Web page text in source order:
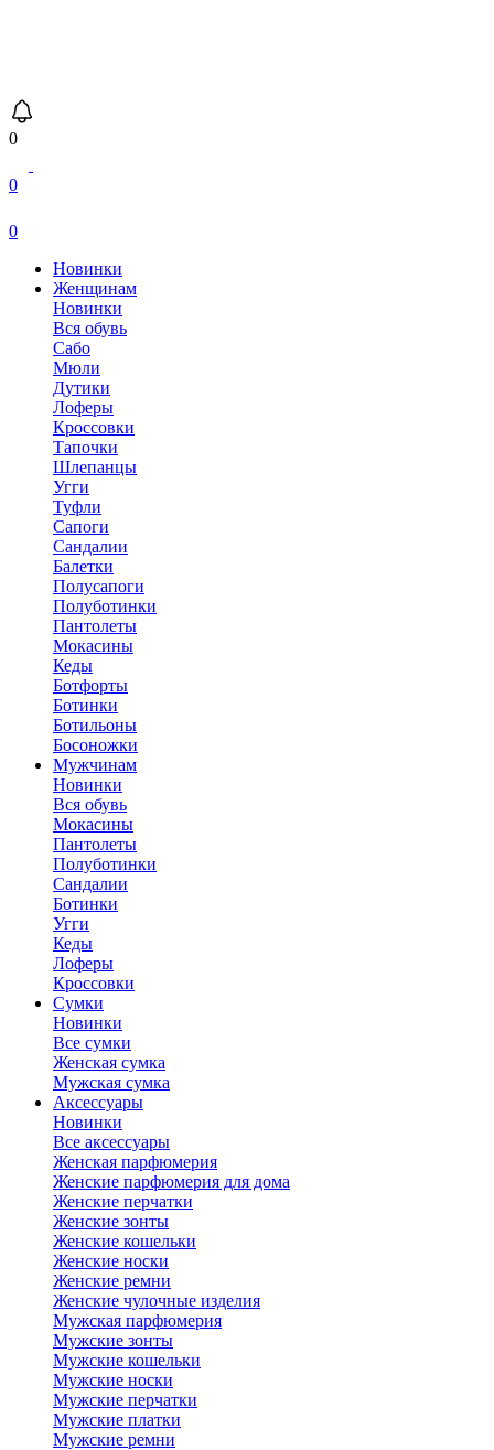
0
0
0
Новинки
Женщинам
Новинки
Вся обувь
Сабо
Мюли
Дутики
Лоферы
Кроссовки
Тапочки
Шлепанцы
Угги
Туфли
Сапоги
Сандалии
Балетки
Полусапоги
Полуботинки
Пантолеты
Мокасины
Кеды
Ботфорты
Ботинки
Ботильоны
Босоножки
Мужчинам
Новинки
Вся обувь
Мокасины
Пантолеты
Полуботинки
Сандалии
Ботинки
Угги
Кеды
Лоферы
Кроссовки
Сумки
Новинки
Все сумки
Женская сумка
Мужская сумка
Аксессуары
Новинки
Все аксессуары
Женская парфюмерия
Женские парфюмерия для дома
Женские перчатки
Женские зонты
Женские кошельки
Женские носки
Женские ремни
Женские чулочные изделия
Мужская парфюмерия
Мужские зонты
Мужские кошельки
Мужские носки
Мужские перчатки
Мужские платки
Мужские ремни